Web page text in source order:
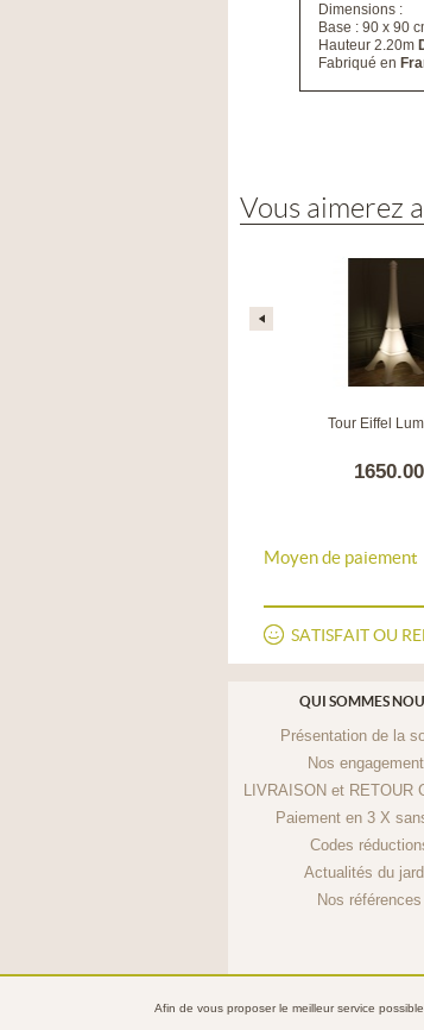
Dimensions :
Base : 90 x 90
Hauteur 2.20m
Fabriqué en
Vous aimerez
Tour Eiffel
Moyen de paiement
SATISFAIT OU
QUI SOMMES
Présentation de la
Nos
LIVRAISON et RETOUR
Paiement en 3 X
Codes
Actualités du
Nos références
Afin de vous proposer le meilleur service